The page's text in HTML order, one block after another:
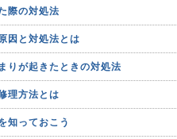
際の対処法
因と対処法とは
りが起きたときの対処法
理方法とは
知っておこう